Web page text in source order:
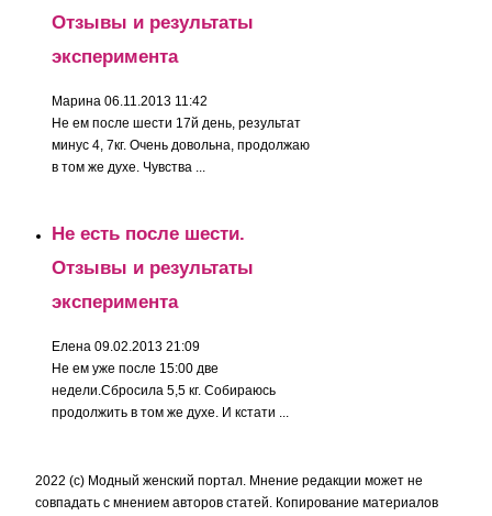
Отзывы и результаты
эксперимента
Марина 06.11.2013 11:42
Не ем после шести 17й день, результат
минус 4, 7кг. Очень довольна, продолжаю
в том же духе. Чувства ...
Не есть после шести.
Отзывы и результаты
эксперимента
Елена 09.02.2013 21:09
Не ем уже после 15:00 две
недели.Сбросила 5,5 кг. Собираюсь
продолжить в том же духе. И кстати ...
2022 (c) Модный женский портал. Мнение редакции может не
совпадать с мнением авторов статей. Копирование материалов